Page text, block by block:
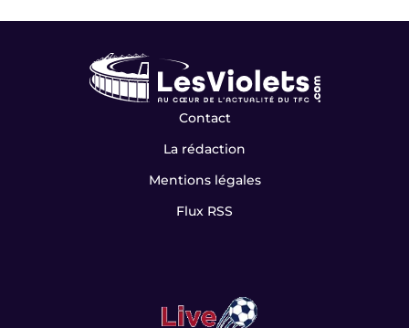
Contact
La rédaction
Mentions légales
Flux RSS